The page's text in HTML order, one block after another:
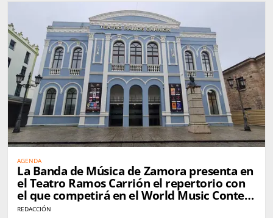
AGENDA
La Banda de Música de Zamora presenta en
el Teatro Ramos Carrión el repertorio con
el que competirá en el World Music Contest
de Kerkrade
REDACCIÓN